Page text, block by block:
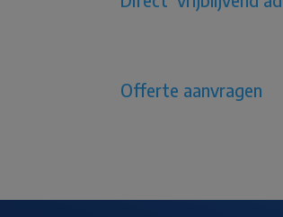
Offerte aanvragen